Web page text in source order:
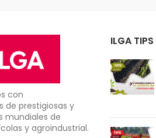
con
de prestigiosas y
mundiales de
y agroindustrial.
ILGA TIPS